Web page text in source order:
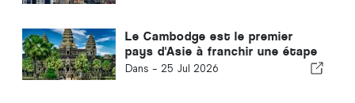
Le Cambodge est le premier
pays d'Asie à franchir une étape
majeure dans la lutte contre le
Dans - 25 Jul 2026